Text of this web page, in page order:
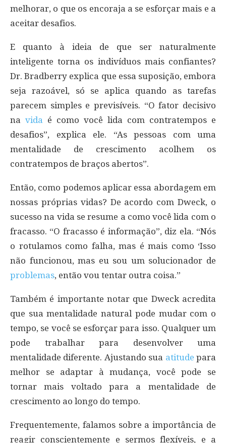
melhorar, o que os encoraja a se esforçar mais e a
aceitar desafios.
E quanto à ideia de que ser naturalmente
inteligente torna os indivíduos mais confiantes?
Dr. Bradberry explica que essa suposição, embora
seja razoável, só se aplica quando as tarefas
parecem simples e previsíveis. “O fator decisivo
na vida é como você lida com contratempos e
desafios”, explica ele. “As pessoas com uma
mentalidade de crescimento acolhem os
contratempos de braços abertos”.
Então, como podemos aplicar essa abordagem em
nossas próprias vidas? De acordo com Dweck, o
sucesso na vida se resume a como você lida com o
fracasso. “O fracasso é informação”, diz ela. “Nós
o rotulamos como falha, mas é mais como ‘Isso
não funcionou, mas eu sou um solucionador de
problemas, então vou tentar outra coisa.”
Também é importante notar que Dweck acredita
que sua mentalidade natural pode mudar com o
tempo, se você se esforçar para isso. Qualquer um
pode trabalhar para desenvolver uma
mentalidade diferente. Ajustando sua atitude para
melhor se adaptar à mudança, você pode se
tornar mais voltado para a mentalidade de
crescimento ao longo do tempo.
Frequentemente, falamos sobre a importância de
reagir conscientemente e sermos flexíveis, e a